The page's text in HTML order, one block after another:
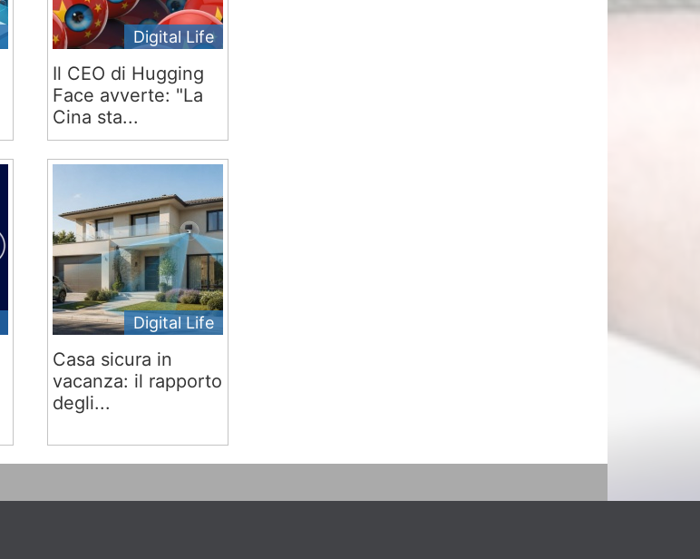
Digital Life
Il CEO di Hugging
Face avverte: "La
Cina sta...
Digital Life
Casa sicura in
vacanza: il rapporto
degli...